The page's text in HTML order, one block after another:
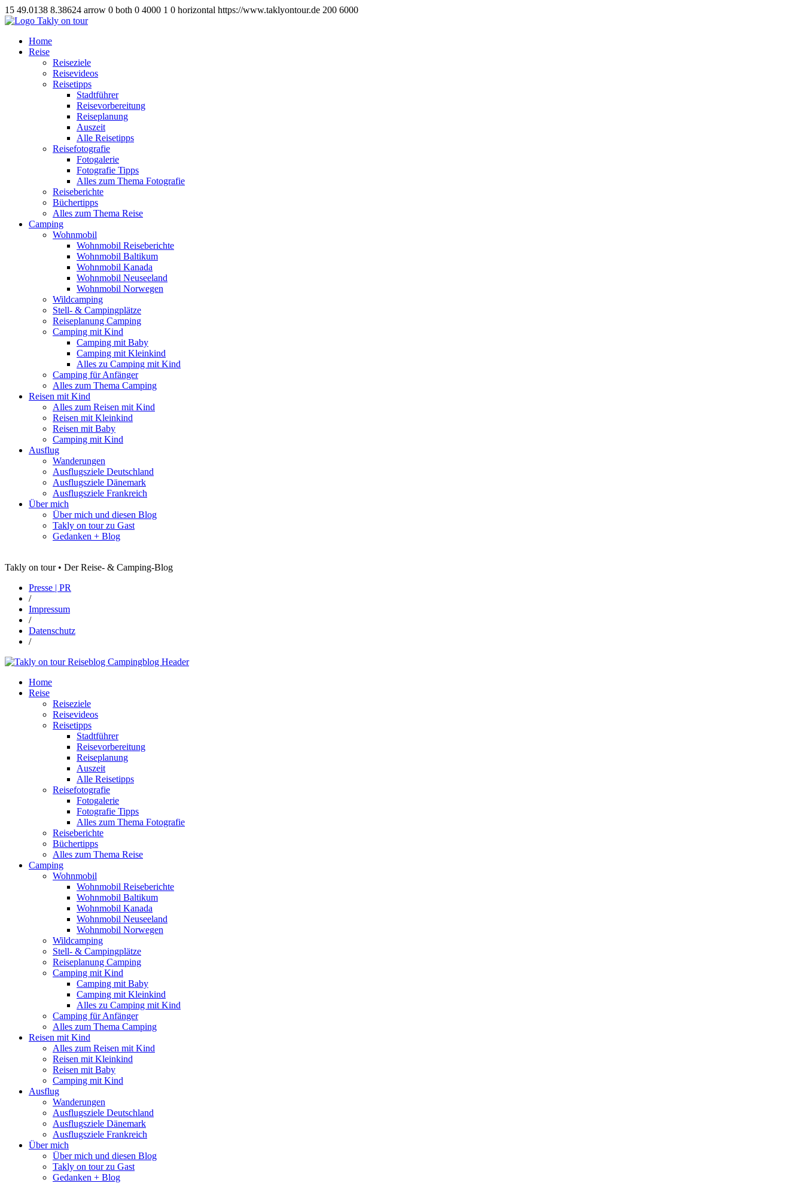
15 49.0138 8.38624 arrow 0 both 0 4000 1 0 horizontal https://www.taklyontour.de 200 6000
Home
Reise
Reiseziele
Reisevideos
Reisetipps
Stadtführer
Reisevorbereitung
Reiseplanung
Auszeit
Alle Reisetipps
Reisefotografie
Fotogalerie
Fotografie Tipps
Alles zum Thema Fotografie
Reiseberichte
Büchertipps
Alles zum Thema Reise
Camping
Wohnmobil
Wohnmobil Reiseberichte
Wohnmobil Baltikum
Wohnmobil Kanada
Wohnmobil Neuseeland
Wohnmobil Norwegen
Wildcamping
Stell- & Campingplätze
Reiseplanung Camping
Camping mit Kind
Camping mit Baby
Camping mit Kleinkind
Alles zu Camping mit Kind
Camping für Anfänger
Alles zum Thema Camping
Reisen mit Kind
Alles zum Reisen mit Kind
Reisen mit Kleinkind
Reisen mit Baby
Camping mit Kind
Ausflug
Wanderungen
Ausflugsziele Deutschland
Ausflugsziele Dänemark
Ausflugsziele Frankreich
Über mich
Über mich und diesen Blog
Takly on tour zu Gast
Gedanken + Blog
Takly on tour • Der Reise- & Camping-Blog
Presse | PR
/
Impressum
/
Datenschutz
/
Home
Reise
Reiseziele
Reisevideos
Reisetipps
Stadtführer
Reisevorbereitung
Reiseplanung
Auszeit
Alle Reisetipps
Reisefotografie
Fotogalerie
Fotografie Tipps
Alles zum Thema Fotografie
Reiseberichte
Büchertipps
Alles zum Thema Reise
Camping
Wohnmobil
Wohnmobil Reiseberichte
Wohnmobil Baltikum
Wohnmobil Kanada
Wohnmobil Neuseeland
Wohnmobil Norwegen
Wildcamping
Stell- & Campingplätze
Reiseplanung Camping
Camping mit Kind
Camping mit Baby
Camping mit Kleinkind
Alles zu Camping mit Kind
Camping für Anfänger
Alles zum Thema Camping
Reisen mit Kind
Alles zum Reisen mit Kind
Reisen mit Kleinkind
Reisen mit Baby
Camping mit Kind
Ausflug
Wanderungen
Ausflugsziele Deutschland
Ausflugsziele Dänemark
Ausflugsziele Frankreich
Über mich
Über mich und diesen Blog
Takly on tour zu Gast
Gedanken + Blog